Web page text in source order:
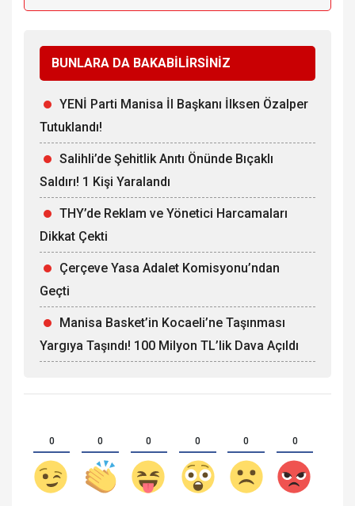
BUNLARA DA BAKABİLİRSİNİZ
YENİ Parti Manisa İl Başkanı İlksen Özalper
Tutuklandı!
Salihli’de Şehitlik Anıtı Önünde Bıçaklı
Saldırı! 1 Kişi Yaralandı
THY’de Reklam ve Yönetici Harcamaları
Dikkat Çekti
Çerçeve Yasa Adalet Komisyonu’ndan
Geçti
Manisa Basket’in Kocaeli’ne Taşınması
Yargıya Taşındı! 100 Milyon TL’lik Dava Açıldı
0 0 0 0 0 0